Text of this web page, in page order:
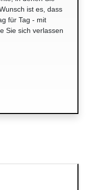
ist es, dass
für Tag - mit
Sie sich verlassen